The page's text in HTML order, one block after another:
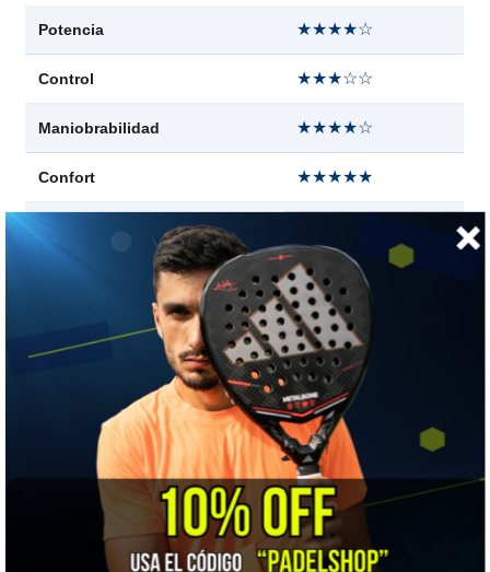
Potencia ★★★★☆
Control ★★★☆☆
Maniobrabilidad ★★★★☆
Confort ★★★★★
★★★★★
★★★☆☆
👍 LO MEJOR
El último paso antes del tenis de adulto. A esta altura el niño
ya juega en serio, y esta raqueta le da todo lo que una VCORE
de adulto ofrece, en la medida que todavía necesita.
⚠️ A TENER EN CUENTA
bola verde (Stage 1). Cuando la supere, el paso es a